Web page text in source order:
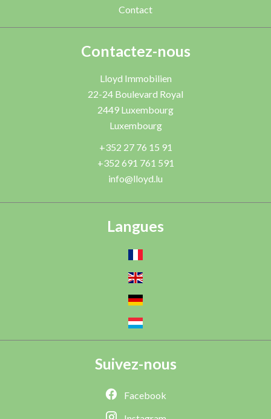
Contact
Contactez-nous
Lloyd Immobilien
22-24 Boulevard Royal
2449 Luxembourg
Luxembourg
+352 27 76 15 91
+352 691 761 591
info@lloyd.lu
Langues
Suivez-nous
Facebook